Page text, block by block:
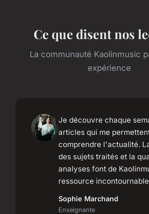
Ce que disent nos
La communauté Kaolinmusic
expérience
Je découvre chaque
articles qui me
comprendre l'actualité.
des sujets traités et la
analyses font de
ressource
Sophie Marchand
Enseignante